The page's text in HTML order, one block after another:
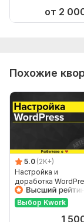
от 2
Похожие
5.0 (2K+)
Настройка и
доработка
Выбор Kwork
1